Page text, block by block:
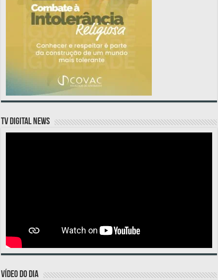
TV DIGITAL NEWS
VÍDEO DO DIA